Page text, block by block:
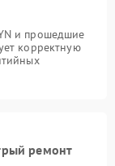
и прошедшие
корректную
ремонт